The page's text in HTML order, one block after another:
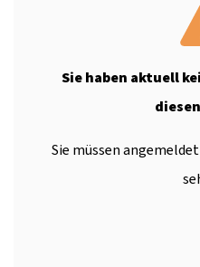
Sie haben aktuell
Sie müssen